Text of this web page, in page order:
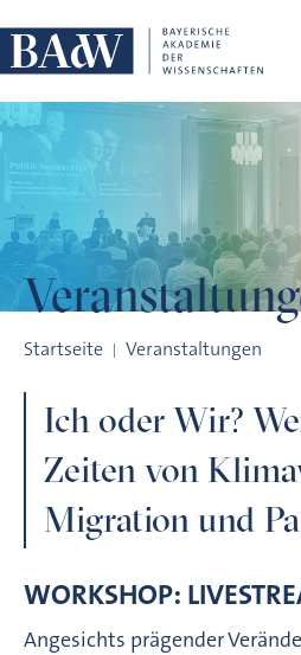
Startseite Veranstaltungen
Ich oder Wir?
Zeiten von
Migration und
WORKSHOP:
Angesichts prägender